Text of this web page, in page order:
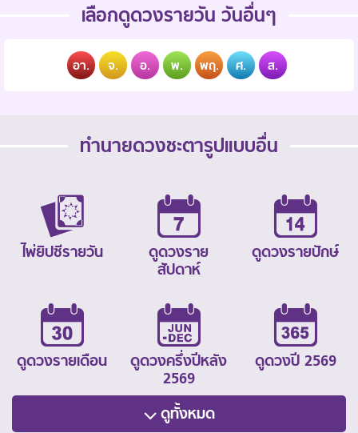
เลือกดูดวงรายวัน วันอื่นๆ
อา. จ. อ. พ. พฤ. ศ. ส.
ทำนายดวงชะตารูปแบบอื่น
ไพ่ยิปซีรายวัน
ดูดวงราย
สัปดาห์
ดูดวงรายปักษ์
ดูดวงรายเดือน
ดูดวงครึ่งปีหลัง
2569
ดูดวงปี 2569
ดูทั้งหมด